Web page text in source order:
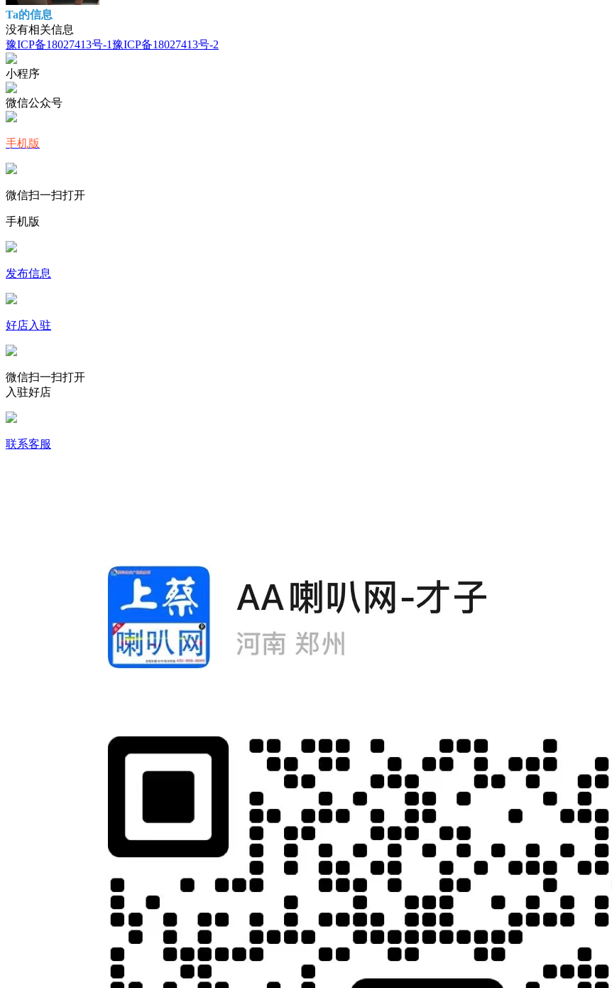
Ta的信息
没有相关信息
豫ICP备18027413号-1豫ICP备18027413号-2
小程序
微信公众号
手机版
微信扫一扫打开
手机版
发布信息
好店入驻
微信扫一扫打开
入驻好店
联系客服